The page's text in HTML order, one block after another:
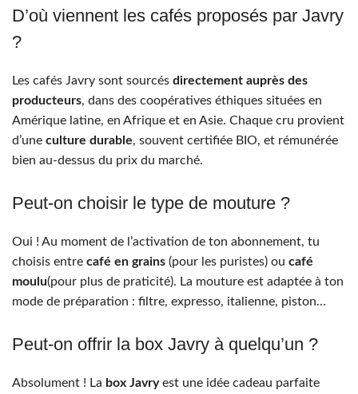
D’où viennent les cafés proposés par Javry
?
Les cafés Javry sont sourcés directement auprès des
producteurs, dans des coopératives éthiques situées en
Amérique latine, en Afrique et en Asie. Chaque cru provient
d’une culture durable, souvent certifiée BIO, et rémunérée
bien au-dessus du prix du marché.
Peut-on choisir le type de mouture ?
Oui ! Au moment de l’activation de ton abonnement, tu
choisis entre café en grains (pour les puristes) ou café
moulu(pour plus de praticité). La mouture est adaptée à ton
mode de préparation : filtre, expresso, italienne, piston…
Peut-on offrir la box Javry à quelqu’un ?
Absolument ! La box Javryest une idée cadeau parfaite